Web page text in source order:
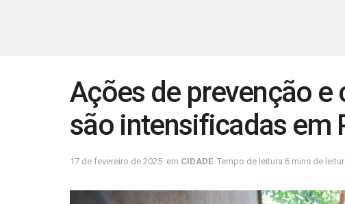
Ações de prevenção
são intensificadas em
17 de fevereiro de 2025 em CIDADE Tempo de leitura:6 mins de